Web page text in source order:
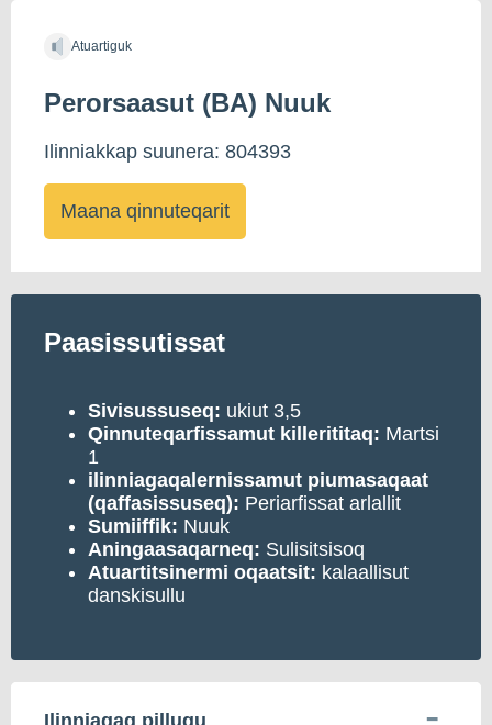
Atuartiguk
Perorsaasut (BA) Nuuk
Ilinniakkap suunera: 804393
Maana qinnuteqarit
Paasissutissat
Sivisussuseq: ukiut 3,5
Qinnuteqarfissamut killerititaq: Martsi
1
ilinniagaqalernissamut piumasaqaat
(qaffasissuseq): Periarfissat arlallit
Sumiiffik: Nuuk
Aningaasaqarneq: Sulisitsisoq
Atuartitsinermi oqaatsit: kalaallisut
danskisullu
Ilinniagaq pillugu